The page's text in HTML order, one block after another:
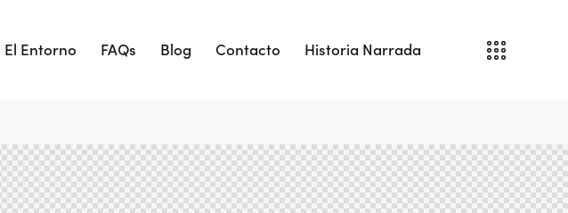
El Entorno FAQs Blog Contacto Historia Narrada